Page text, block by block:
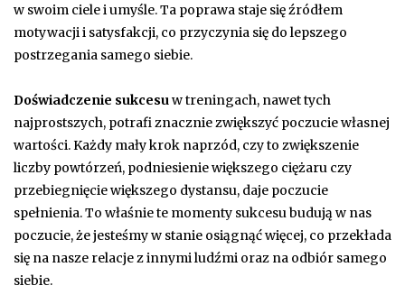
w swoim ciele i umyśle. Ta poprawa staje się źródłem
motywacji i satysfakcji, co przyczynia się do lepszego
postrzegania samego siebie.
Doświadczenie sukcesuw treningach, nawet tych
najprostszych, potrafi znacznie zwiększyć poczucie własnej
wartości. Każdy mały krok naprzód, czy to zwiększenie
liczby powtórzeń, podniesienie większego ciężaru czy
przebiegnięcie większego dystansu, daje poczucie
spełnienia. To właśnie te momenty sukcesu budują w nas
poczucie, że jesteśmy w stanie osiągnąć więcej, co przekłada
się na nasze relacje z innymi ludźmi oraz na odbiór samego
siebie.